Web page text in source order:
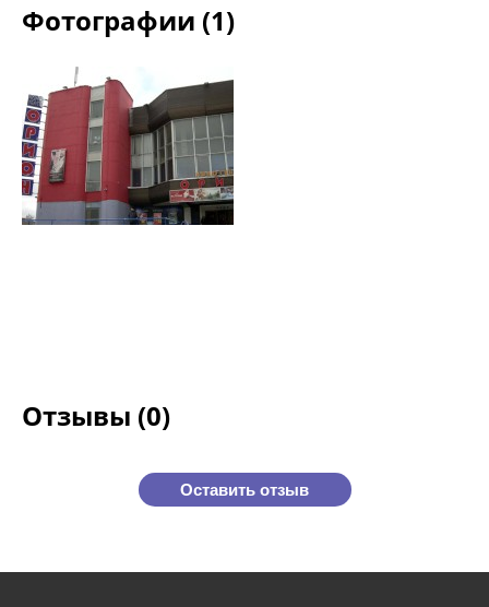
Фотографии (1)
Отзывы (0)
Оставить отзыв